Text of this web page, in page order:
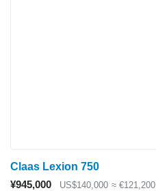
Claas Lexion 750
¥945,000
US$140,000 ≈ €121,200